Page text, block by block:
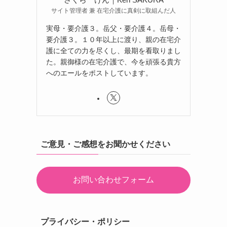
サイト管理者 兼 在宅介護に真剣に取組んだ人
実母・要介護３。岳父・要介護４。岳母・
要介護３。１０年以上に渡り、親の在宅介
護に全ての力を尽くし、最期を看取りまし
た。親御様の在宅介護で、今を頑張る貴方
へのエールをポストしています。
ご意見・ご感想をお聞かせください
お問い合わせフォーム
プライバシー・ポリシー